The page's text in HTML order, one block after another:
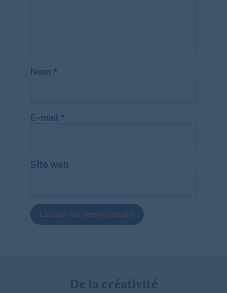
Nom *
E-mail *
Site web
De la créativité